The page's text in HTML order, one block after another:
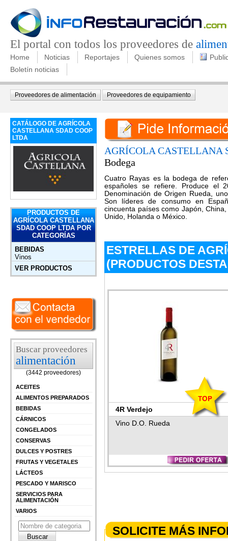
El portal con todos los proveedores de
Home Noticias Reportajes Quienes somos
Boletín noticias
Proveedores de alimentación Proveedores de equipamiento
CATÁLOGO DE AGRÍCOLA
CASTELLANA SDAD COOP
LTDA
PRODUCTOS DE
AGRÍCOLA CASTELLANA
SDAD COOP LTDA POR
CATEGORÍAS
BEBIDAS
Vinos
VER PRODUCTOS
Buscar proveedores
alimentación
(3442 proveedores)
ACEITES
ALIMENTOS PREPARADOS
BEBIDAS
CÁRNICOS
CONGELADOS
CONSERVAS
DULCES Y POSTRES
FRUTAS Y VEGETALES
LÁCTEOS
PESCADO Y MARISCO
SERVICIOS PARA
ALIMENTACIÓN
VARIOS
AGRÍCOLA CASTELLANA
Bodega
Cuatro Rayas es la bodega de
españoles se refiere. Produce el
Denominación de Origen Rueda,
Son líderes de consumo en
cincuenta países como Japón,
Unido, Holanda o México.
ESTRELLAS DE
(PRODUCTOS
4R Verdejo
Vino D.O. Rueda
SOLICITE MÁS